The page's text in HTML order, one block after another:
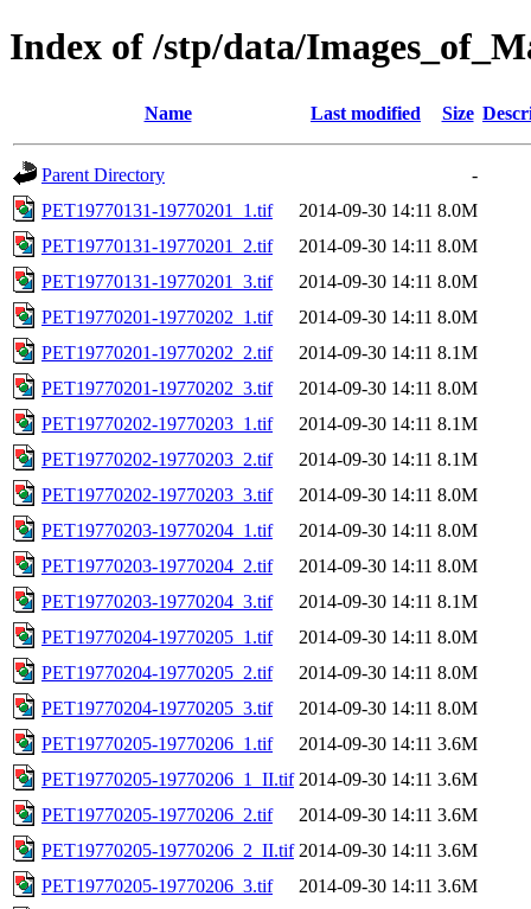
Index of /stp/data/
Name Last modified Size
Parent Directory
-
PET19770131-19770201_1.tif
2014-09-30 14:11 8.0M
PET19770131-19770201_2.tif
2014-09-30 14:11 8.0M
PET19770131-19770201_3.tif
2014-09-30 14:11 8.0M
PET19770201-19770202_1.tif
2014-09-30 14:11 8.0M
PET19770201-19770202_2.tif
2014-09-30 14:11 8.1M
PET19770201-19770202_3.tif
2014-09-30 14:11 8.0M
PET19770202-19770203_1.tif
2014-09-30 14:11 8.1M
PET19770202-19770203_2.tif
2014-09-30 14:11 8.1M
PET19770202-19770203_3.tif
2014-09-30 14:11 8.0M
PET19770203-19770204_1.tif
2014-09-30 14:11 8.0M
PET19770203-19770204_2.tif
2014-09-30 14:11 8.0M
PET19770203-19770204_3.tif
2014-09-30 14:11 8.1M
PET19770204-19770205_1.tif
2014-09-30 14:11 8.0M
PET19770204-19770205_2.tif
2014-09-30 14:11 8.0M
PET19770204-19770205_3.tif
2014-09-30 14:11 8.0M
PET19770205-19770206_1.tif
2014-09-30 14:11 3.6M
PET19770205-19770206_1_II.tif 2014-09-30 14:11 3.6M
PET19770205-19770206_2.tif
2014-09-30 14:11 3.6M
PET19770205-19770206_2_II.tif 2014-09-30 14:11 3.6M
PET19770205-19770206_3.tif
2014-09-30 14:11 3.6M